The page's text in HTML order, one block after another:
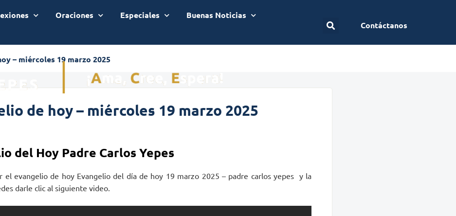
Oraciones Especiales
Buenas Noticias
Contáctanos
– miércoles 19 marzo 2025
de hoy – miércoles 19 marzo 2025
del Hoy Padre Carlos Yepes
el evangelio de hoy Evangelio del día de hoy 19 marzo 2025 – padre carlos yepes y la
darle clic al siguiente video.